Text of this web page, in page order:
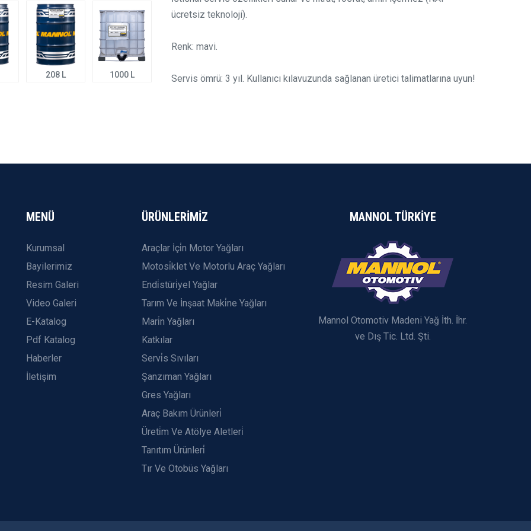
208 L 1000 L
ücretsiz teknoloji).
Renk: mavi.
Servis ömrü: 3 yıl. Kullanıcı kılavuzunda sağlanan üretici talimatlarına uyun!
MENÜ
Kurumsal
Bayilerimiz
Resim Galeri
Video Galeri
E-Katalog
Pdf Katalog
Haberler
İletişim
ÜRÜNLERİMİZ
Araçlar İçi̇n Motor Yağları
Motosi̇klet Ve Motorlu Araç Yağları
Endi̇stüri̇yel Yağlar
Tarım Ve İnşaat Maki̇ne Yağları
Mari̇n Yağları
Katkılar
Servi̇s Sıvıları
Şanzıman Yağları
Gres Yağları
Araç Bakım Ürünleri̇
Üreti̇m Ve Atölye Aletleri̇
Tanıtım Ürünleri̇
Tır Ve Otobüs Yağları
MANNOL TÜRKİYE
Mannol Otomotiv Madeni Yağ İth. İhr.
ve Dış Tic. Ltd. Şti.